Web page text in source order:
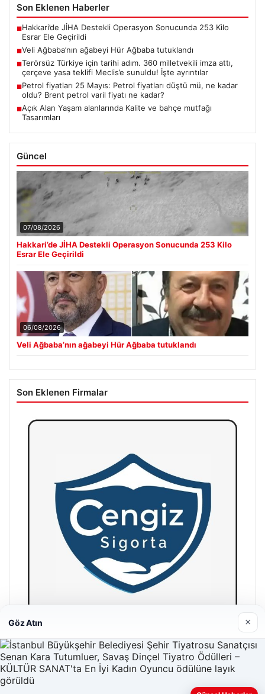
Son Eklenen Haberler
■Hakkari’de JİHA Destekli Operasyon Sonucunda 253 Kilo
Esrar Ele Geçirildi
■Veli Ağbaba’nın ağabeyi Hür Ağbaba tutuklandı
■Terörsüz Türkiye için tarihi adım. 360 milletvekili imza attı,
çerçeve yasa teklifi Meclis’e sunuldu! İşte ayrıntılar
■Petrol fiyatları 25 Mayıs: Petrol fiyatları düştü mü, ne kadar
oldu? Brent petrol varil fiyatı ne kadar?
■Açık Alan Yaşam alanlarında Kalite ve bahçe mutfağı
Tasarımları
Güncel
07/08/2026
Hakkari’de JİHA Destekli Operasyon Sonucunda 253 Kilo
Esrar Ele Geçirildi
06/08/2026
Veli Ağbaba’nın ağabeyi Hür Ağbaba tutuklandı
Son Eklenen Firmalar
Hastaş Beton
26/05/2026
Göz Atın ×